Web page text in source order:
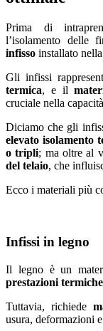
Prima di
l’isolamento delle
infisso installato
Gli infissi
termica, e il
cruciale nella
Diciamo che gli
elevato isolamento
o tripli; ma oltre al
del telaio, che
Ecco i materiali più
Infissi in legno
Il legno è un
prestazioni termiche
Tuttavia, richiede
usura, deformazioni